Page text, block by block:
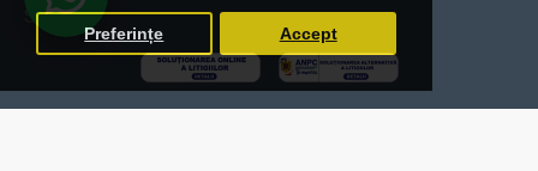
Preferințe Accept
SRL